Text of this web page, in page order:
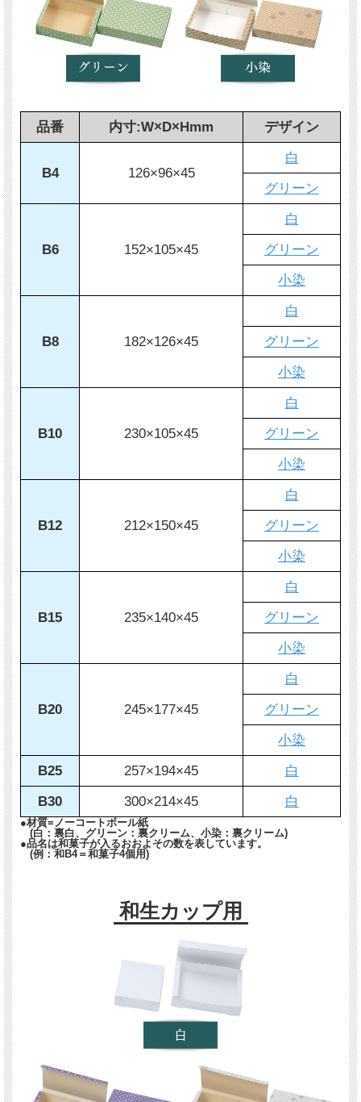
品番 内寸:W×D×Hmm デザイン
B4 126×96×45
白
グリーン
B6 152×105×45
白
グリーン
小染
B8 182×126×45
白
グリーン
小染
B10 230×105×45
白
グリーン
小染
B12 212×150×45
白
グリーン
小染
B15 235×140×45
白
グリーン
小染
B20 245×177×45
白
グリーン
小染
B25
257×194×45
白
B30
300×214×45 白
●材質=ノーコートボール紙
(白：裏白、グリーン：裏クリーム、小染：裏クリーム)
●品名は和菓子が入るおおよその数を表しています。
(例：和B4＝和菓子4個用)
和生カップ用